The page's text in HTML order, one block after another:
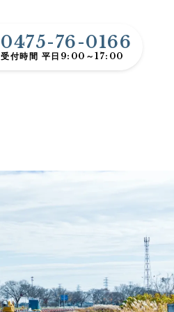
0475-76-0166
受付時間 平日9:00～17:00